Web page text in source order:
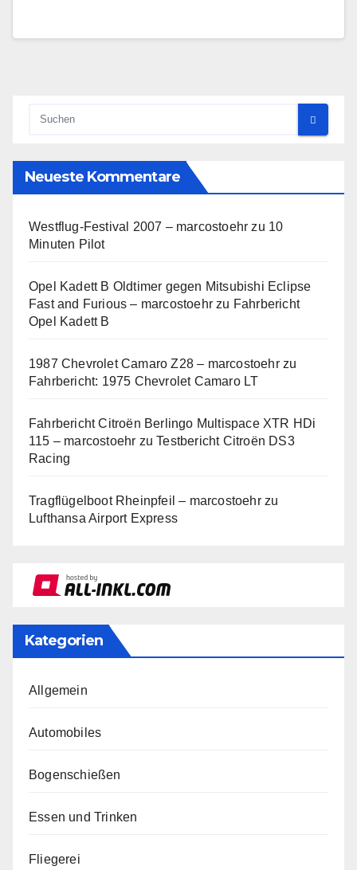
Neueste Kommentare
Westflug-Festival 2007 – marcostoehr zu 10
Minuten Pilot
Opel Kadett B Oldtimer gegen Mitsubishi Eclipse
Fast and Furious – marcostoehr zu Fahrbericht
Opel Kadett B
1987 Chevrolet Camaro Z28 – marcostoehrzu
Fahrbericht: 1975 Chevrolet Camaro LT
Fahrbericht Citroën Berlingo Multispace XTR HDi
115 – marcostoehr zuTestbericht Citroën DS3
Racing
Tragflügelboot Rheinpfeil – marcostoehrzu
Lufthansa Airport Express
Kategorien
Allgemein
Automobiles
Bogenschießen
Essen und Trinken
Fliegerei